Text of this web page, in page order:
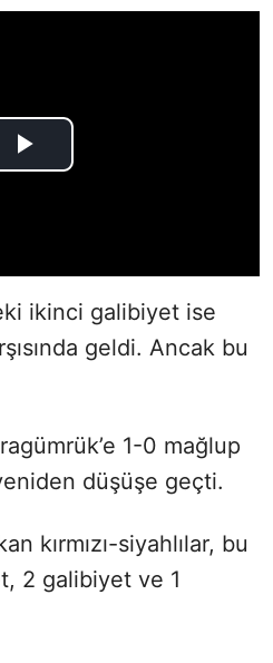
ikinci galibiyet ise
geldi. Ancak bu
1-0 mağlup
düşüşe geçti.
kırmızı-siyahlılar, bu
2 galibiyet ve 1